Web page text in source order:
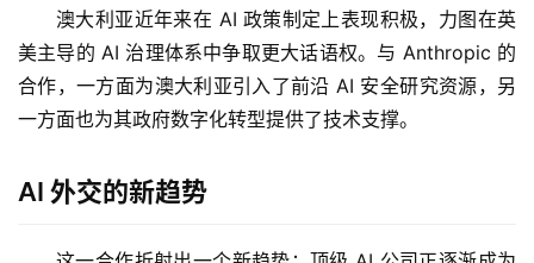
澳大利亚近年来在 AI 政策制定上表现积极，力图在英
美主导的 AI 治理体系中争取更大话语权。与 Anthropic 的
合作，一方面为澳大利亚引入了前沿 AI 安全研究资源，另
一方面也为其政府数字化转型提供了技术支撑。
AI 外交的新趋势